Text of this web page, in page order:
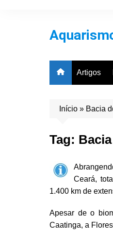
Artigos
Início » Bacia
Tag:
Ceará,
1.400 km de
Apesar de o
Caatinga, a